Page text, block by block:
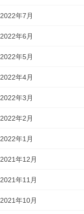
2022年7月
2022年6月
2022年5月
2022年4月
2022年3月
2022年2月
2022年1月
2021年12月
2021年11月
2021年10月